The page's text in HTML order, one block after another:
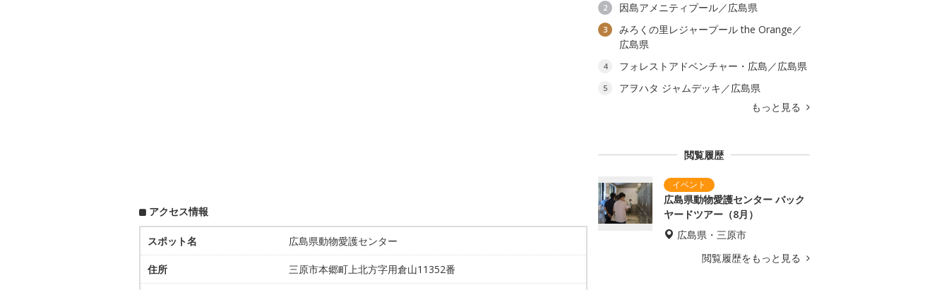
アクセス情報
スポット名 広島県動物愛護センター
住所 三原市本郷町上北方字用倉山11352番
2 因島アメニティプール／広島県
3
みろくの里レジャープール the Orange／
広島県
4 フォレストアドベンチャー・広島／広島県
5
アヲハタ ジャムデッキ／広島県
もっと見る
閲覧履歴
広島県動物愛護センター バック
ヤードツアー（8月）
広島県・三原市
閲覧履歴をもっと見る